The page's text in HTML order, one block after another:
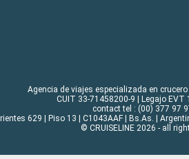
Agencia de viajes especializada en crucero
CUIT 33-71458200-9 | Legajo EVT
contact tel : (00) 377 97
629 | Piso 13 | C1043AAF | Bs.As. |
© CRUISELINE 2026 - all